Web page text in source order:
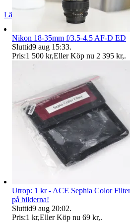
Läs omdömen
Nikon 18-35mm f/3.5-4.5 AF-D ED
Sluttid9 aug 15:33.
Pris:1 500 kr,Eller Köp nu 2 395 kr,.
Utrop: 1 kr - ACE Sephia Color
på bilderna!
Sluttid9 aug 20:02.
Pris:1 kr,Eller Köp nu 69 kr,.